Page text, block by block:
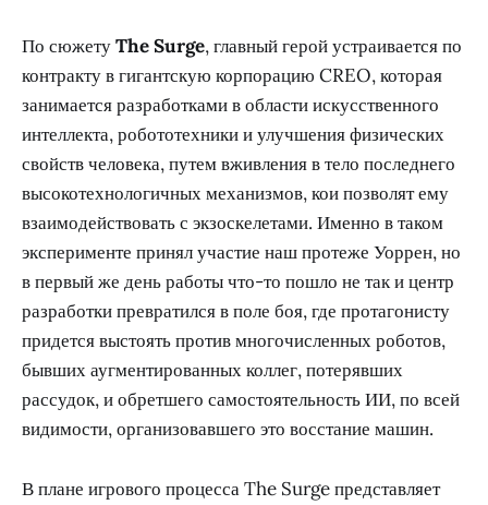
По сюжетуThe Surge, главный герой устраивается по
контракту в гигантскую корпорацию CREO, которая
занимается разработками в области искусственного
интеллекта, робототехники и улучшения физических
свойств человека, путем вживления в тело последнего
высокотехнологичных механизмов, кои позволят ему
взаимодействовать с экзоскелетами. Именно в таком
эксперименте принял участие наш протеже Уоррен, но
в первый же день работы что-то пошло не так и центр
разработки превратился в поле боя, где протагонисту
придется выстоять против многочисленных роботов,
бывших аугментированных коллег, потерявших
рассудок, и обретшего самостоятельность ИИ, по всей
видимости, организовавшего это восстание машин.
В плане игрового процесса The Surge представляет